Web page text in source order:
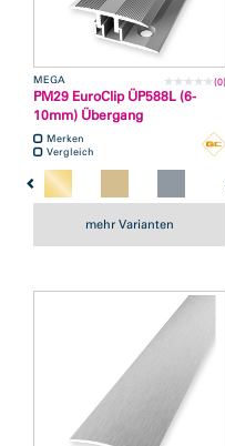
MEGA (0)
PM29 EuroClip ÜP588L (6-
10mm) Übergang
Merken
Vergleich
mehr Varianten